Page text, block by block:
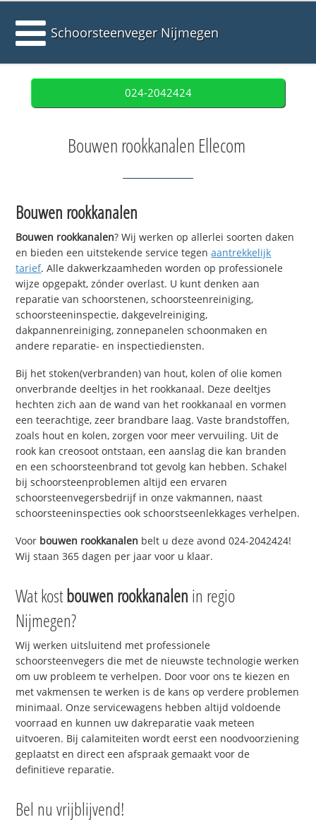
Schoorsteenveger Nijmegen
024-2042424
Bouwen rookkanalen Ellecom
Bouwen rookkanalen
Bouwen rookkanalen? Wij werken op allerlei soorten daken
en bieden een uitstekende service tegenaantrekkelijk
tarief. Alle dakwerkzaamheden worden op professionele
wijze opgepakt, zónder overlast. U kunt denken aan
reparatie van schoorstenen, schoorsteenreiniging,
schoorsteeninspectie, dakgevelreiniging,
dakpannenreiniging, zonnepanelen schoonmaken en
andere reparatie- en inspectiediensten.
Bij het stoken(verbranden) van hout, kolen of olie komen
onverbrande deeltjes in het rookkanaal. Deze deeltjes
hechten zich aan de wand van het rookkanaal en vormen
een teerachtige, zeer brandbare laag. Vaste brandstoffen,
zoals hout en kolen, zorgen voor meer vervuiling. Uit de
rook kan creosoot ontstaan, een aanslag die kan branden
en een schoorsteenbrand tot gevolg kan hebben. Schakel
bij schoorsteenproblemen altijd een ervaren
schoorsteenvegersbedrijf in onze vakmannen, naast
schoorsteeninspecties ook schoorstseenlekkages verhelpen.
Voor bouwen rookkanalen belt u deze avond 024-2042424!
Wij staan 365 dagen per jaar voor u klaar.
Wat kostbouwen rookkanalen in regio
Nijmegen?
Wij werken uitsluitend met professionele
schoorsteenvegers die met de nieuwste technologie werken
om uw probleem te verhelpen. Door voor ons te kiezen en
met vakmensen te werken is de kans op verdere problemen
minimaal. Onze servicewagens hebben altijd voldoende
voorraad en kunnen uw dakreparatie vaak meteen
uitvoeren. Bij calamiteiten wordt eerst een noodvoorziening
geplaatst en direct een afspraak gemaakt voor de
definitieve reparatie.
Bel nu vrijblijvend!